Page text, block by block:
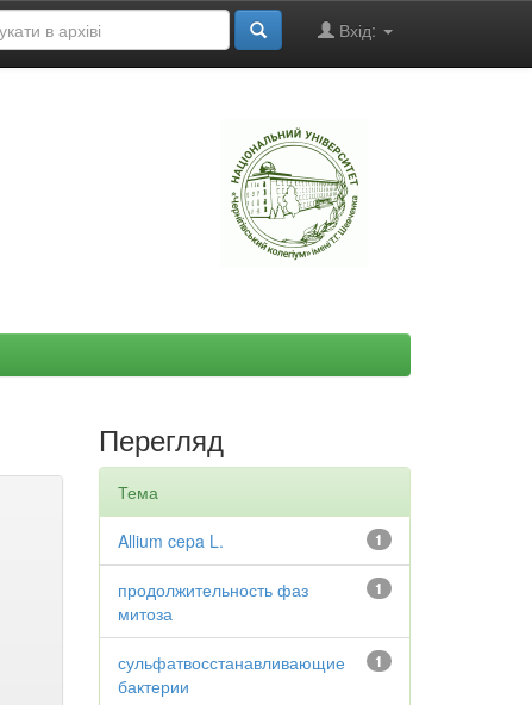
Вхід:
Перегляд
Тема
1
Allium cepa L.
1
продолжительность фаз
митоза
1
сульфатвосстанавливающие
бактерии